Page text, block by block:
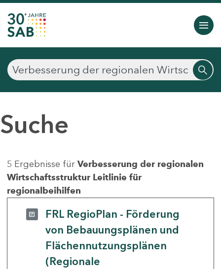
Suche
5 Ergebnisse für Verbesserung der regionalen
Wirtschaftsstruktur Leitlinie für
regionalbeihilfen
FRL RegioPlan - Förderung
von Bebauungsplänen und
Flächennutzungsplänen
(Regionale